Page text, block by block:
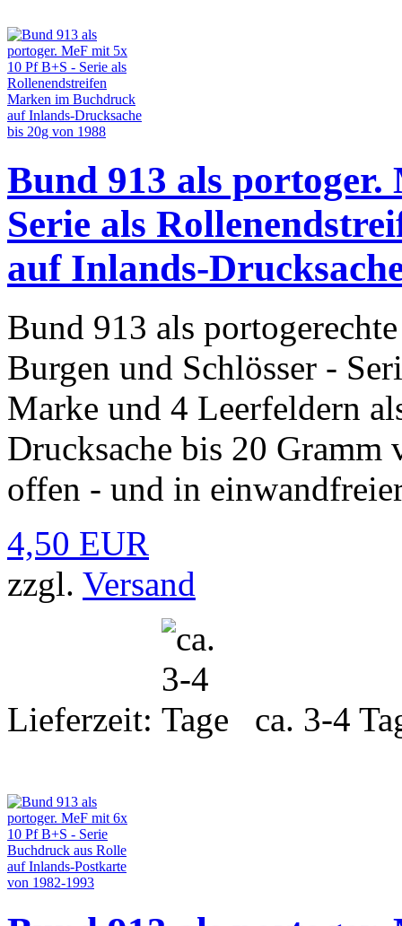
Bund 913 als portoger.
Serie als
auf Inlands-
Bund 913 als
Burgen und Schlösser -
Marke und 4 Leerfeldern
Drucksache bis 20
offen - und in
4,50 EUR
zzgl. Versand
Lieferzeit: ca. 3-4